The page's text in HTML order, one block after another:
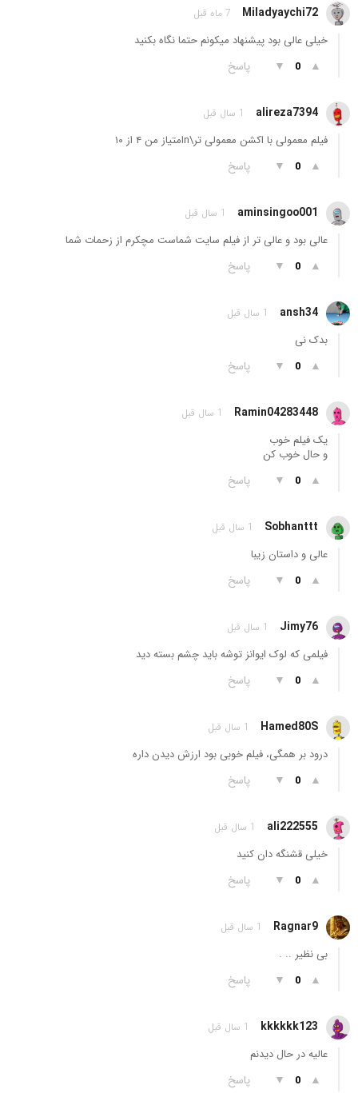
Miladyaychi72 7 ماه قبل
خیلی عالی بود پیشنهاد میکونم حتما نگاه بکنید
▲
0
▼ پاسخ
alireza7394 1 سال قبل
فیلم معمولی با اکشن معمولی تر\nامتیاز من ۴ از ۱۰
▲
0
▼ پاسخ
aminsingoo001 1 سال قبل
عالی بود و عالی تر از فیلم سایت شماست مچکرم از زحمات شما
▲
0
▼ پاسخ
ansh34 1 سال قبل
بدک نی
▲
0
▼ پاسخ
Ramin04283448 1 سال قبل
یک فیلم خوب
و حال خوب کن
▲
0
▼ پاسخ
Sobhanttt 1 سال قبل
عالی و داستان زیبا
▲
0
▼ پاسخ
Jimy76 1 سال قبل
فیلمی که لوک ایوانز توشه باید چشم بسته دید
▲
0
▼ پاسخ
Hamed80S 1 سال قبل
درود بر همگی، فیلم خوبی بود ارزش دیدن داره
▲
0
▼ پاسخ
ali222555 1 سال قبل
خیلی قشنگه دان کنید
▲
0
▼ پاسخ
Ragnar9 1 سال قبل
بی نظیر .. .
▲
0
▼ پاسخ
kkkkkk123 1 سال قبل
عالیه در حال دیدنم
▲
0
▼ پاسخ